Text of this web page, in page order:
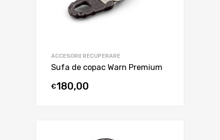
ACCESORII RECUPERARE
Sufa de copac Warn Premium
€180,00